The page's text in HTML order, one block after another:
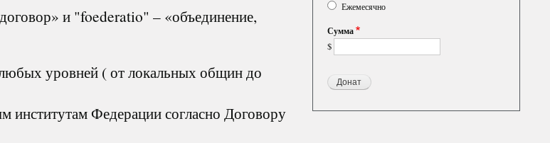
и "foederatio" – «объединение,
уровней ( от локальных общин до
Федерации согласно Договору
Ежемесячно
Сумма
$